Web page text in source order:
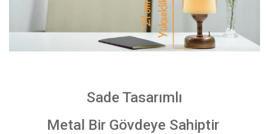
Sade Tasarımlı
Metal Bir Gövdeye Sahiptir